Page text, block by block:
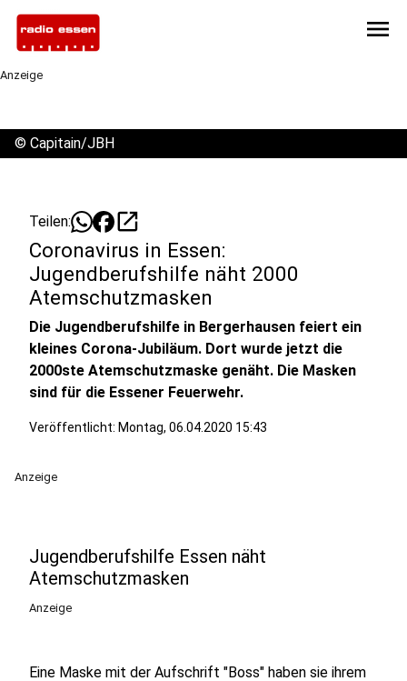
menu
Anzeige
© Capitain/JBH
Teilen: open_in_new
Coronavirus in Essen:
Jugendberufshilfe näht 2000
Atemschutzmasken
Die Jugendberufshilfe in Bergerhausen feiert ein
kleines Corona-Jubiläum. Dort wurde jetzt die
2000ste Atemschutzmaske genäht. Die Masken
sind für die Essener Feuerwehr.
Veröffentlicht: Montag, 06.04.2020 15:43
Anzeige
Jugendberufshilfe Essen näht
Atemschutzmasken
Anzeige
Eine Maske mit der Aufschrift "Boss" haben sie ihrem